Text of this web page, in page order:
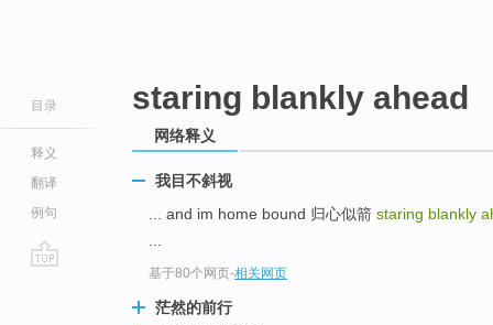
目录
释义
翻译
例句
staring blankly ahead
网络释义
我目不斜视
... and im home bound 归心似箭 staring blankly
基于80个网页-相关网页
茫然的前行